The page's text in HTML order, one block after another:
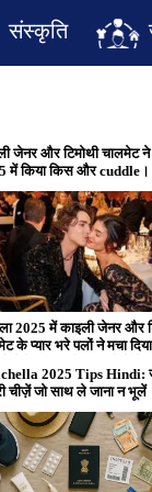
संस्कृति
जेनर और टिमोथी चालमेट
में किया किस और cuddle।
2025 में काइली जेनर और
के प्यार भरे पलों ने मचा
फेस्टिवल के बीच दोनों ने
बिताया रोमांटिक समय।
2025 Tips Hindi:
चीज़ें जो साथ ले जाना न भूलें